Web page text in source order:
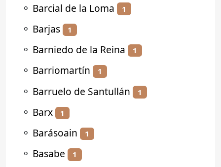
⚬ Barcial de la Loma 1
⚬ Barjas 1
⚬ Barniedo de la Reina 1
⚬ Barriomartín 1
⚬ Barruelo de Santullán 1
⚬ Barx 1
⚬ Barásoain 1
⚬ Basabe 1